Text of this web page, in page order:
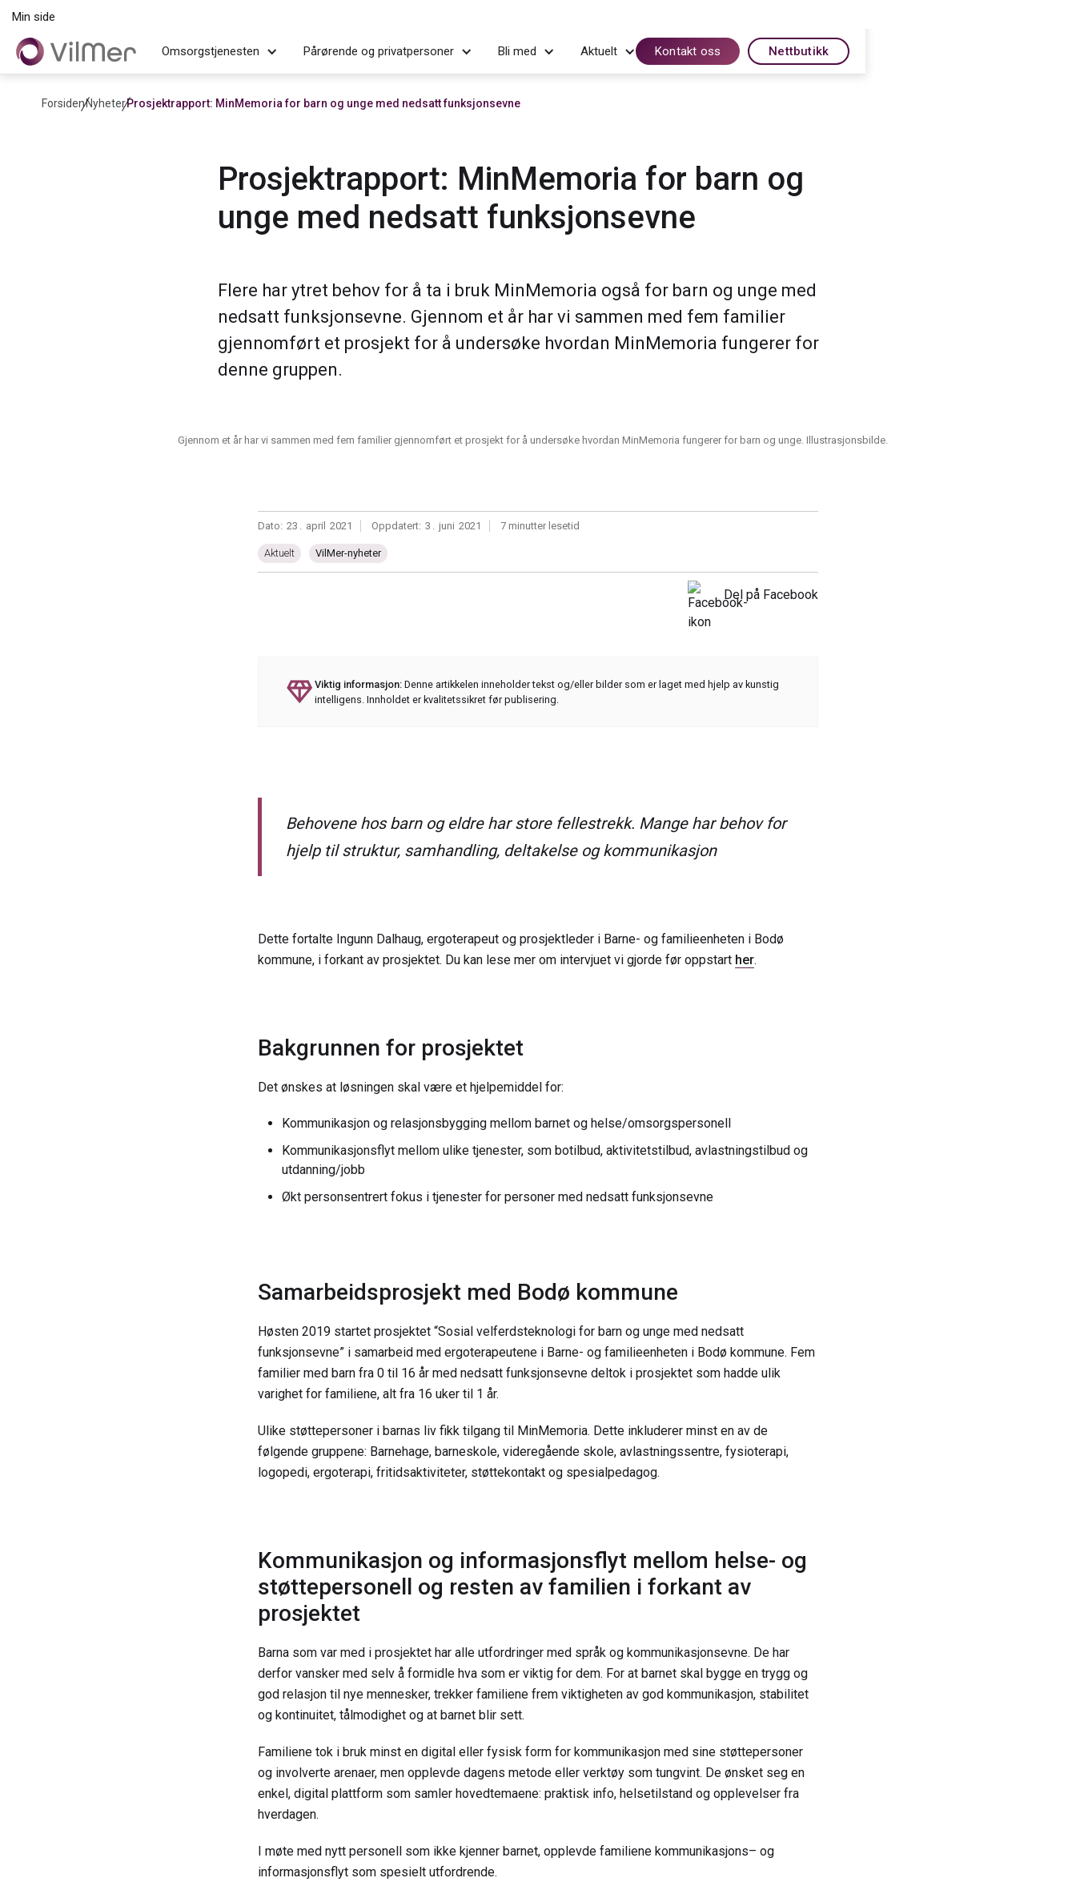
Min side
Omsorgstjenesten Pårørende og privatpersoner Bli med Aktuelt Kontakt oss Nettbutikk
ForsidenNyheterProsjektrapport: MinMemoria for barn og unge med nedsatt funksjonsevne
Prosjektrapport: MinMemoria for barn og
unge med nedsatt funksjonsevne
Flere har ytret behov for å ta i bruk MinMemoria også for barn og unge med
nedsatt funksjonsevne. Gjennom et år har vi sammen med fem familier
gjennomført et prosjekt for å undersøke hvordan MinMemoria fungerer for
denne gruppen.
Gjennom et år har vi sammen med fem familier gjennomført et prosjekt for å undersøke hvordan MinMemoria fungerer for barn og unge. Illustrasjonsbilde.
Dato: 23 . april 2021 Oppdatert: 3 . juni 2021 7 minutter lesetid
Aktuelt VilMer-nyheter
Del på Facebook
diamond Viktig informasjon: Denne artikkelen inneholder tekst og/eller bilder som er laget med hjelp av kunstig
intelligens. Innholdet er kvalitetssikret før publisering.
Behovene hos barn og eldre har store fellestrekk. Mange har behov for
hjelp til struktur, samhandling, deltakelse og kommunikasjon
Dette fortalte Ingunn Dalhaug, ergoterapeut og prosjektleder i Barne- og familieenheten i Bodø
kommune, i forkant av prosjektet. Du kan lese mer om intervjuet vi gjorde før oppstart her.
Bakgrunnen for prosjektet
Det ønskes at løsningen skal være et hjelpemiddel for:
Kommunikasjon og relasjonsbygging mellom barnet og helse/omsorgspersonell
Kommunikasjonsflyt mellom ulike tjenester, som botilbud, aktivitetstilbud, avlastningstilbud og
utdanning/jobb
Økt personsentrert fokus i tjenester for personer med nedsatt funksjonsevne
Samarbeidsprosjekt med Bodø kommune
Høsten 2019 startet prosjektet “Sosial velferdsteknologi for barn og unge med nedsatt
funksjonsevne” i samarbeid med ergoterapeutene i Barne- og familieenheten i Bodø kommune. Fem
familier med barn fra 0 til 16 år med nedsatt funksjonsevne deltok i prosjektet som hadde ulik
varighet for familiene, alt fra 16 uker til 1 år.
Ulike støttepersoner i barnas liv fikk tilgang til MinMemoria. Dette inkluderer minst en av de
følgende gruppene: Barnehage, barneskole, videregående skole, avlastningssentre, fysioterapi,
logopedi, ergoterapi, fritidsaktiviteter, støttekontakt og spesialpedagog.
Kommunikasjon og informasjonsflyt mellom helse- og
støttepersonell og resten av familien i forkant av
prosjektet
Barna som var med i prosjektet har alle utfordringer med språk og kommunikasjonsevne. De har
derfor vansker med selv å formidle hva som er viktig for dem. For at barnet skal bygge en trygg og
god relasjon til nye mennesker, trekker familiene frem viktigheten av god kommunikasjon, stabilitet
og kontinuitet, tålmodighet og at barnet blir sett.
Familiene tok i bruk minst en digital eller fysisk form for kommunikasjon med sine støttepersoner
og involverte arenaer, men opplevde dagens metode eller verktøy som tungvint. De ønsket seg en
enkel, digital plattform som samler hovedtemaene: praktisk info, helsetilstand og opplevelser fra
hverdagen.
I møte med nytt personell som ikke kjenner barnet, opplevde familiene kommunikasjons– og
informasjonsflyt som spesielt utfordrende.